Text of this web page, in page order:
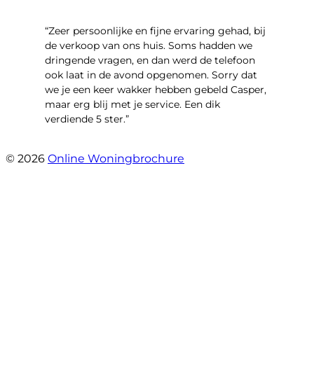
“Zeer persoonlijke en fijne ervaring gehad, bij
de verkoop van ons huis. Soms hadden we
dringende vragen, en dan werd de telefoon
ook laat in de avond opgenomen. Sorry dat
we je een keer wakker hebben gebeld Casper,
maar erg blij met je service. Een dik
verdiende 5 ster.”
© 2026 Online Woningbrochure